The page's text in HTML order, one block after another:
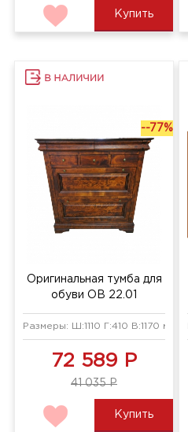
Купить
--77%
Оригинальная тумба для
обуви ОВ 22.01
Размеры: Ш:1110 Г:410 В:1170 мм
72 589 Р
41 035 Р
Купить